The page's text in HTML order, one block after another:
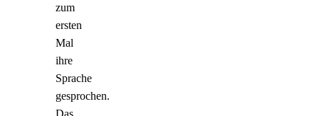
zum
ersten
Mal
ihre
Sprache
gesprochen.
Das